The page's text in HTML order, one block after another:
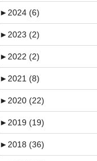
►2024 (6)
►2023 (2)
►2022 (2)
►2021 (8)
►2020 (22)
►2019 (19)
►2018 (36)